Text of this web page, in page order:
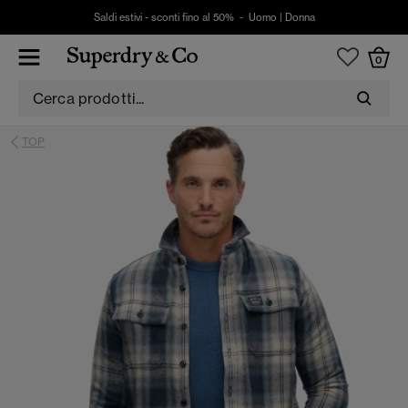
Saldi estivi - sconti fino al 50% - Uomo Donna
0
TOP